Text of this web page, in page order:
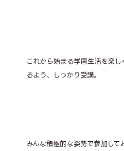
これから始まる学園生活を楽
るよう、しっかり受講。
みんな積極的な姿勢で参加して